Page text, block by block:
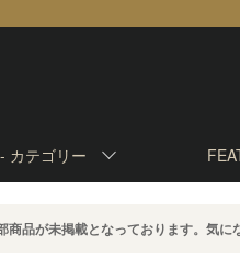
カテゴリー
商品が未掲載となっております。気に